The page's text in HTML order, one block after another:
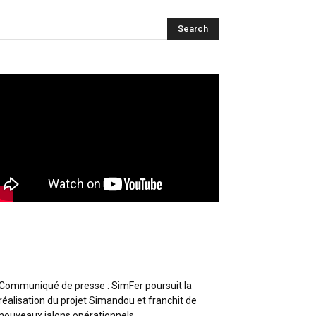
de presse : SimFer poursuit la
du projet Simandou et franchit de